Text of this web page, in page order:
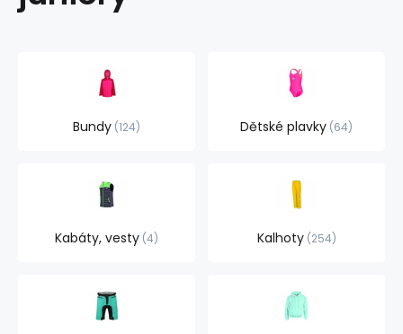
Bundy 124 Dětské plavky 64
Kabáty, vesty 4 Kalhoty 254